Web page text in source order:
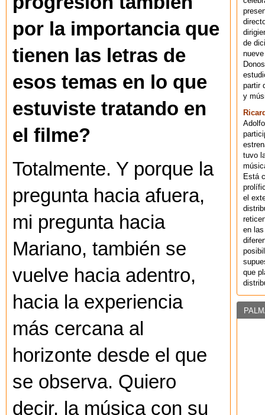
por la importancia que
tienen las letras de
esos temas en lo que
estuviste tratando en
el filme?
Totalmente. Y porque la
pregunta hacia afuera,
mi pregunta hacia
Mariano, también se
vuelve hacia adentro,
hacia la experiencia
más cercana al
horizonte desde el que
se observa. Quiero
decir, la música con su
de
partir
y
tuvo
Está
el
en
que